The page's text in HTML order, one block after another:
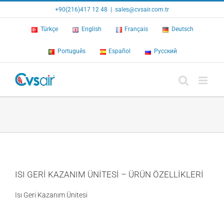
+90(216)417 12 48 sales@cvsair.com.tr
Türkçe English Français Deutsch
Português Español Русский
ISI GERİ KAZANIM ÜNİTESİ – ÜRÜN ÖZELLİKLERİ
Isı Geri Kazanım Ünitesi